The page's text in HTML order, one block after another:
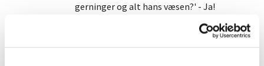
gerninger og alt hans væsen?' - Ja!
'Tror du på Gud Fader, den Almægtige,
himlens og jordens skaber?' - Ja!
'Tror du på Jesus Kristus, hans enbårne